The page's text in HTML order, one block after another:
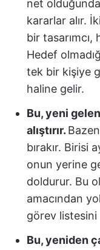
net
kararlar alır.
bir
Hedef
tek bir kişiye
haline gelir.
Bu, yeni
alıştırır.
bırakır. Birisi
onun yerine
doldurur. Bu
amacından
görev listesini
Bu, yeniden